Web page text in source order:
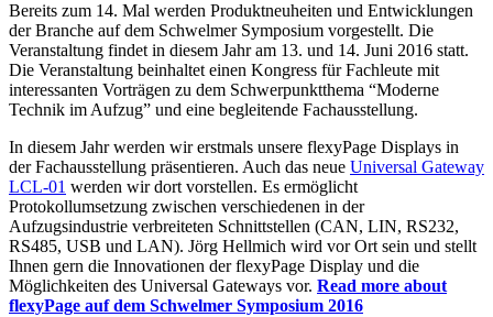
Bereits zum 14. Mal werden Produktneuheiten und Entwicklungen
der Branche auf dem Schwelmer Symposium vorgestellt. Die
Veranstaltung findet in diesem Jahr am 13. und 14. Juni 2016 statt.
Die Veranstaltung beinhaltet einen Kongress für Fachleute mit
interessanten Vorträgen zu dem Schwerpunktthema “Moderne
Technik im Aufzug” und eine begleitende Fachausstellung.
In diesem Jahr werden wir erstmals unsere flexyPage Displays in
der Fachausstellung präsentieren. Auch das neue Universal Gateway
LCL-01 werden wir dort vorstellen. Es ermöglicht
Protokollumsetzung zwischen verschiedenen in der
Aufzugsindustrie verbreiteten Schnittstellen (CAN, LIN, RS232,
RS485, USB und LAN). Jörg Hellmich wird vor Ort sein und stellt
Ihnen gern die Innovationen der flexyPage Display und die
Möglichkeiten des Universal Gateways vor. Read more about
flexyPage auf dem Schwelmer Symposium 2016